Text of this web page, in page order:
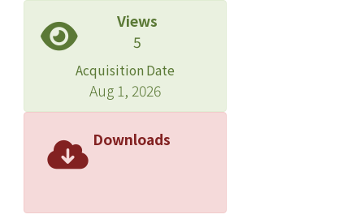
Views
5
Acquisition Date
Aug 1, 2026
Downloads